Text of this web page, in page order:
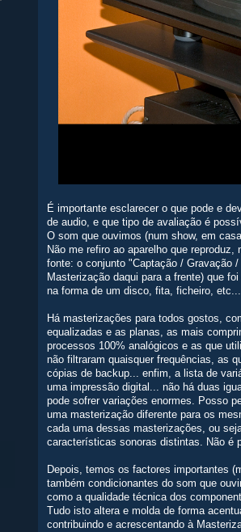
É importante esclarecer o que pode e
de audio, e que tipo de avaliação é
O som que ouvimos (num show, em
Não me refiro ao aparelho que
fonte: o conjunto "Captação / Gravação
Masterização daqui para a frente) que
na forma de um disco, fita, ficheiro, etc...
Há masterizações para todos gostos,
equalizadas e as planas, as mais
processos 100% analógicos e as que
não filtraram quaisquer frequências, as
cópias de backup... enfim, a lista de
uma impressão digital... não há duas
pode sofrer variações enormes. Posso
uma masterização diferente para os
cada uma dessas masterizações, ou
características sonoras distintas. Não é
Depois, temos os factores importantes
também condicionantes do som que
como a qualidade técnica dos
Tudo isto altera e molda de forma
contribuindo e acrescentando à